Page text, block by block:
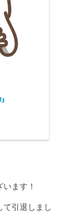
ます！
て引退しまし